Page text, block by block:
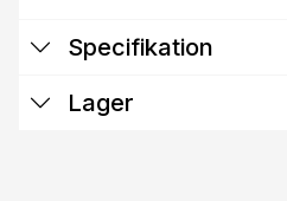
Specifikation
Lager